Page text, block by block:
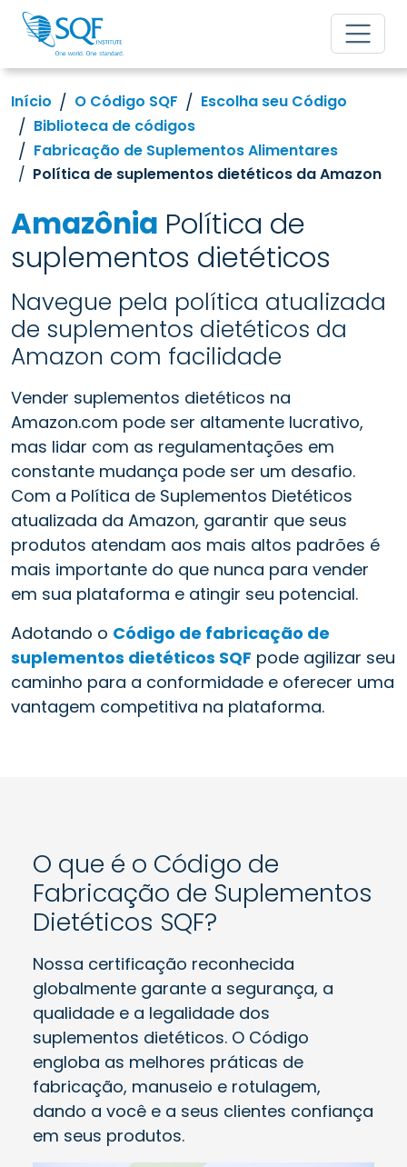
Início O Código SQF
Escolha seu Código
Biblioteca de códigos
Fabricação de Suplementos Alimentares
Política de suplementos dietéticos da Amazon
Amazônia Política de
suplementos dietéticos
Navegue pela política atualizada
de suplementos dietéticos da
Amazon com facilidade
Vender suplementos dietéticos na
Amazon.com pode ser altamente lucrativo,
mas lidar com as regulamentações em
constante mudança pode ser um desafio.
Com a Política de Suplementos Dietéticos
atualizada da Amazon, garantir que seus
produtos atendam aos mais altos padrões é
mais importante do que nunca para vender
em sua plataforma e atingir seu potencial.
Adotando o Código de fabricação de
suplementos dietéticos SQF pode agilizar seu
caminho para a conformidade e oferecer uma
vantagem competitiva na plataforma.
O que é o Código de
Fabricação de Suplementos
Dietéticos SQF?
Nossa certificação reconhecida
globalmente garante a segurança, a
qualidade e a legalidade dos
suplementos dietéticos. O Código
engloba as melhores práticas de
fabricação, manuseio e rotulagem,
dando a você e a seus clientes confiança
em seus produtos.